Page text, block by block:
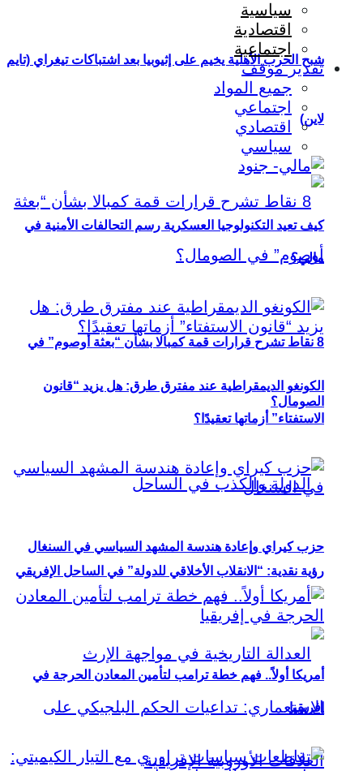
شبح الحرب الأهلية يخيم على إثيوبيا بعد اشتباكات تيغراي (تايم
لاين)
8 نقاط تشرح قرارات قمة كمبالا بشأن “بعثة أوصوم” في
الصومال؟
رؤية نقدية: “الانقلاب الأخلاقي للدولة” في الساحل الإفريقي
سياسية
اقتصادية
اجتماعية
تقدير موقف
جميع المواد
اجتماعي
اقتصادي
سياسي
كيف تعيد التكنولوجيا العسكرية رسم التحالفات الأمنية في
مالي؟
الكونغو الديمقراطية عند مفترق طرق: هل يزيد “قانون
الاستفتاء” أزماتها تعقيدًا؟
حزب كيراي وإعادة هندسة المشهد السياسي في السنغال
أمريكا أولاً.. فهم خطة ترامب لتأمين المعادن الحرجة في
إفريقيا